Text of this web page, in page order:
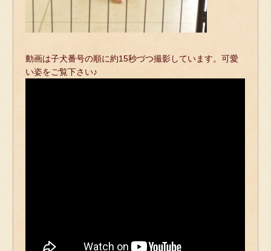
動画は子犬番号の順に約15秒づつ撮影しています。可愛
い姿をご覧下さい♪